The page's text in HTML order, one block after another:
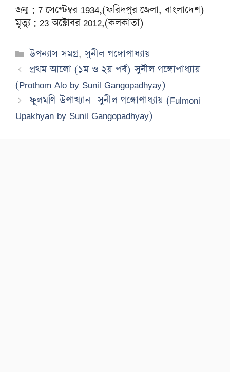
জন্ম : 7 সেপ্টেম্বর 1934,(ফরিদপুর জেলা, বাংলাদেশ)
মৃত্যু : 23 অক্টোবর 2012,(কলকাতা)
Categories
উপন্যাস সমগ্র,সুনীল গঙ্গোপাধ্যায়
প্রথম আলো (১ম ও ২য় পর্ব)-সুনীল গঙ্গোপাধ্যায়
(Prothom Alo by Sunil Gangopadhyay)
ফুলমণি-উপাখ্যান -সুনীল গঙ্গোপাধ্যায় (Fulmoni-
Upakhyan by Sunil Gangopadhyay)